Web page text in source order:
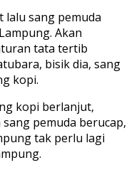
lalu sang pemuda
Akan
tata tertib
bisik dia, sang
kopi.
kopi berlanjut,
pemuda berucap,
tak perlu lagi